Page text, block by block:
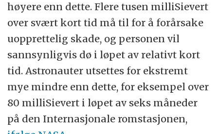
høyere enn dette. Flere tusen milliSievert
over svært kort tid må til for å forårsake
uopprettelig skade, og personen vil
sannsynligvis dø i løpet av relativt kort
tid. Astronauter utsettes for ekstremt
mye mindre enn dette, for eksempel over
80 milliSievert i løpet av seks måneder
på den Internasjonale romstasjonen,